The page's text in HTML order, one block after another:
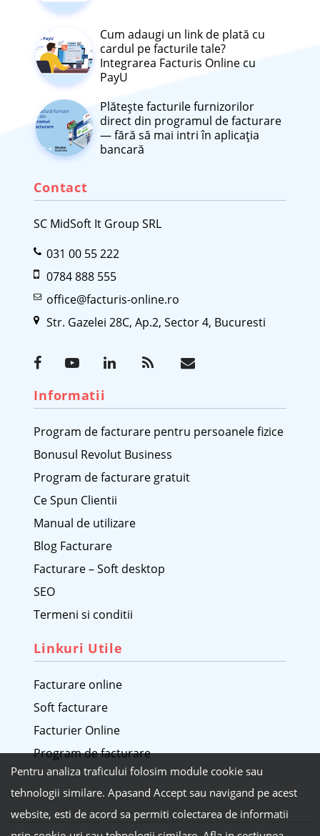
Cum adaugi un link de plată cu
cardul pe facturile tale?
Integrarea Facturis Online cu
PayU
Plătește facturile furnizorilor
direct din programul de facturare
— fără să mai intri în aplicația
bancară
Contact
SC MidSoft It Group SRL
031 00 55 222
0784 888 555
office@facturis-online.ro
Str. Gazelei 28C, Ap.2, Sector 4, Bucuresti
Informatii
Program de facturare pentru persoanele fizice
Bonusul Revolut Business
Program de facturare gratuit
Ce Spun Clientii
Manual de utilizare
Blog Facturare
Facturare – Soft desktop
SEO
Termeni si conditii
Linkuri Utile
Facturare online
Soft facturare
Facturier Online
Program de facturare
Pentru analiza traficului folosim module cookie sau
tehnologii similare. Apasand Accept sau navigand pe acest
website, esti de acord sa permiti colectarea de informatii